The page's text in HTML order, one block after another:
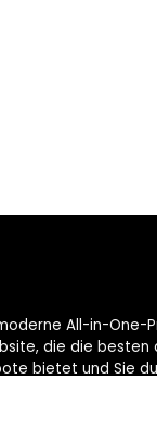
All-in-One-
die die besten
bietet und Sie